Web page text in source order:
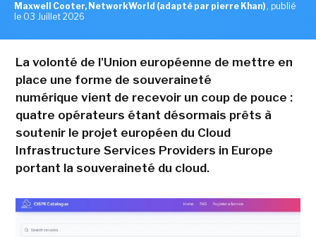
Maxwell Cooter, NetworkWorld (adapté par pierre Khan) , publié
le 03 Juillet 2026
La volonté de l'Union européenne de mettre en
place une forme de souveraineté
numérique vient de recevoir un coup de pouce :
quatre opérateurs étant désormais prêts à
soutenir le projet européen du Cloud
Infrastructure Services Providers in Europe
portant la souveraineté du cloud.